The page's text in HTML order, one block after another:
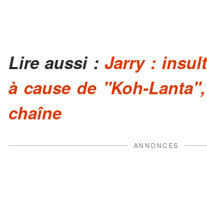
Lire aussi :Jarry :
à cause de "Koh-
chaîne
ANNONCES